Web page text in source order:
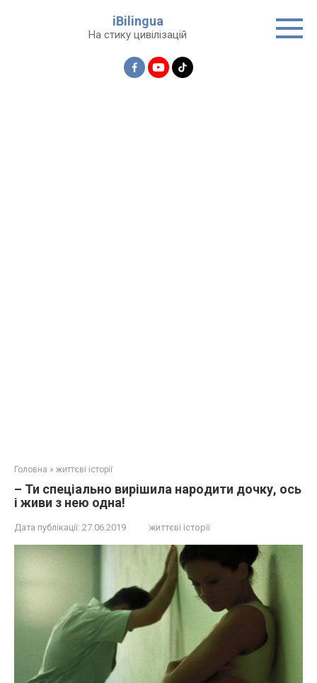
iBilingua
На стику цивілізацій
Головна » життєві історії
– Ти спеціально вирішила нapoдити дочку, ось
і живи з нею одна!
Дата публікації: 27.06.2019 життєві історії